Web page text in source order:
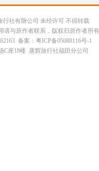
行社有限公司 未经许可 不得转载
请与原作者联系，版权归原作者所
备案：粤ICP备05088116号-1
C座18楼 康辉旅行社福田分公司